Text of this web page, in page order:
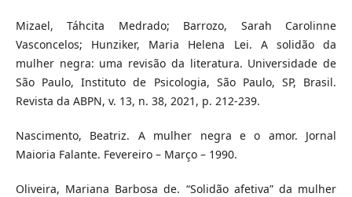
Mizael, Táhcita Medrado; Barrozo, Sarah Carolinne
Vasconcelos; Hunziker, Maria Helena Lei. A solidão da
mulher negra: uma revisão da literatura. Universidade de
São Paulo, Instituto de Psicologia, São Paulo, SP, Brasil.
Revista da ABPN, v. 13, n. 38, 2021, p. 212-239.
Nascimento, Beatriz. A mulher negra e o amor. Jornal
Maioria Falante. Fevereiro – Março – 1990.
Oliveira, Mariana Barbosa de. “Solidão afetiva” da mulher